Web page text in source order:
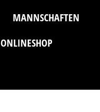
MANNSCHAFTEN
ONLINESHOP